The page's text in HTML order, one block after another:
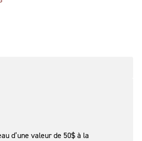
d’une valeur de 50$ à la